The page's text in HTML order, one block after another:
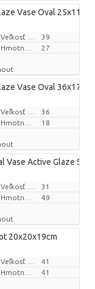
Vase Oval
39
27
Vase Oval
36
18
Vase Active Glaze
31
49
20x20x19cm
41
41